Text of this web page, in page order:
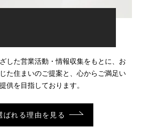
した営業活動・情報収集をもとに、お
た住まいのご提案と、心からご満足い
供を目指しております。
ばれる理由を見る